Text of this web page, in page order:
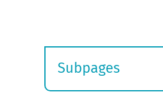
Subpages